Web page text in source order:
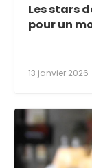
Les stars
pour un
13 janvier 2026